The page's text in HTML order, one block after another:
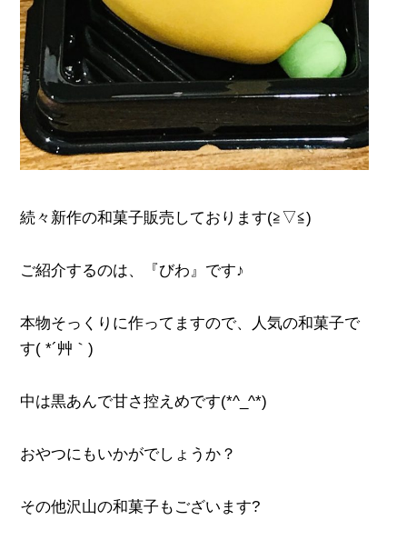
続々新作の和菓子販売しております(≧▽≦)
ご紹介するのは、『びわ』です♪
本物そっくりに作ってますので、人気の和菓子で
す( *´艸｀)
中は黒あんで甘さ控えめです(*^_^*)
おやつにもいかがでしょうか？
その他沢山の和菓子もございます?